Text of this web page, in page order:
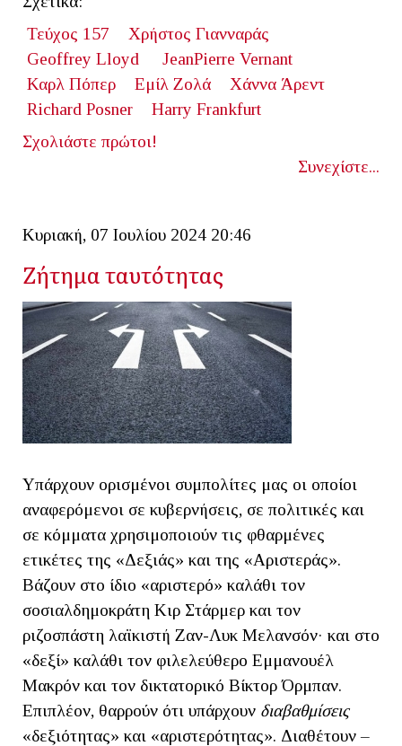
Τεύχος 157
Χρήστος Γιανναράς
Geoffrey Lloyd
JeanPierre Vernant
Καρλ Πόπερ
Εμίλ Ζολά
Χάννα Άρεντ
Richard Posner
Harry Frankfurt
Σχολιάστε πρώτοι!
Συνεχίστε...
Κυριακή, 07 Ιουλίου 2024 20:46
Ζήτημα ταυτότητας
Υπάρχουν ορισμένοι συμπολίτες μας οι οποίοι
αναφερόμενοι σε κυβερνήσεις, σε πολιτικές και
σε κόμματα χρησιμοποιούν τις φθαρμένες
ετικέτες της «Δεξιάς» και της «Αριστεράς».
Βάζουν στο ίδιο «αριστερό» καλάθι τον
σοσιαλδημοκράτη Κιρ Στάρμερ και τον
ριζοσπάστη λαϊκιστή Ζαν-Λυκ Μελανσόν· και στο
«δεξί» καλάθι τον φιλελεύθερο Εμμανουέλ
Μακρόν και τον δικτατορικό Βίκτορ Όρμπαν.
Επιπλέον, θαρρούν ότι υπάρχουν διαβαθμίσεις
«δεξιότητας» και «αριστερότητας». Διαθέτουν –